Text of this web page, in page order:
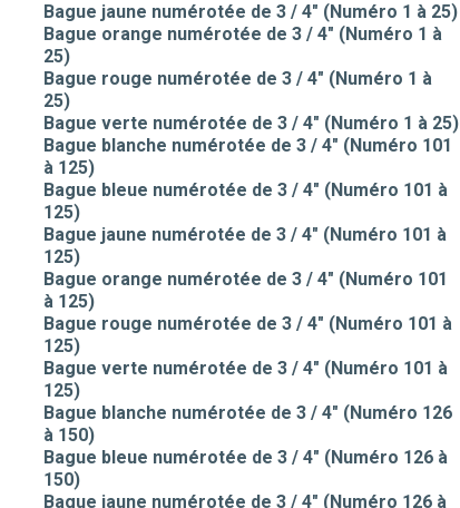
Bague jaune numérotée de 3 / 4" (Numéro 1 à 25)
Bague orange numérotée de 3 / 4" (Numéro 1 à
25)
Bague rouge numérotée de 3 / 4" (Numéro 1 à
25)
Bague verte numérotée de 3 / 4" (Numéro 1 à 25)
Bague blanche numérotée de 3 / 4" (Numéro 101
à 125)
Bague bleue numérotée de 3 / 4" (Numéro 101 à
125)
Bague jaune numérotée de 3 / 4" (Numéro 101 à
125)
Bague orange numérotée de 3 / 4" (Numéro 101
à 125)
Bague rouge numérotée de 3 / 4" (Numéro 101 à
125)
Bague verte numérotée de 3 / 4" (Numéro 101 à
125)
Bague blanche numérotée de 3 / 4" (Numéro 126
à 150)
Bague bleue numérotée de 3 / 4" (Numéro 126 à
150)
Bague jaune numérotée de 3 / 4" (Numéro 126 à